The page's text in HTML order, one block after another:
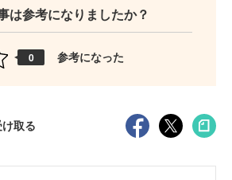
は参考になりましたか？
0 参考になった
取る